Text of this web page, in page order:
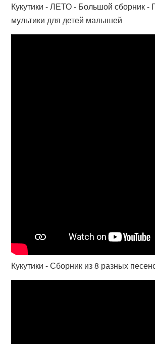
Кукутики - ЛЕТО - Большой сборник -
мультики для детей малышей
Кукутики - Сборник из 8 разных